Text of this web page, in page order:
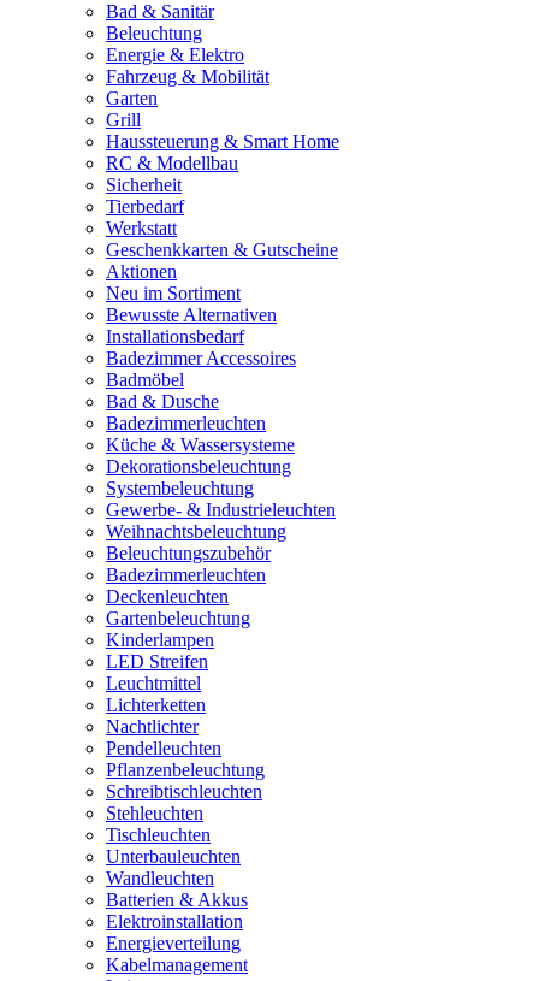
Bad & Sanitär
Beleuchtung
Energie & Elektro
Fahrzeug & Mobilität
Garten
Grill
Haussteuerung & Smart Home
RC & Modellbau
Sicherheit
Tierbedarf
Werkstatt
Geschenkkarten & Gutscheine
Aktionen
Neu im Sortiment
Bewusste Alternativen
Installationsbedarf
Badezimmer Accessoires
Badmöbel
Bad & Dusche
Badezimmerleuchten
Küche & Wassersysteme
Dekorationsbeleuchtung
Systembeleuchtung
Gewerbe- & Industrieleuchten
Weihnachtsbeleuchtung
Beleuchtungszubehör
Badezimmerleuchten
Deckenleuchten
Gartenbeleuchtung
Kinderlampen
LED Streifen
Leuchtmittel
Lichterketten
Nachtlichter
Pendelleuchten
Pflanzenbeleuchtung
Schreibtischleuchten
Stehleuchten
Tischleuchten
Unterbauleuchten
Wandleuchten
Batterien & Akkus
Elektroinstallation
Energieverteilung
Kabelmanagement